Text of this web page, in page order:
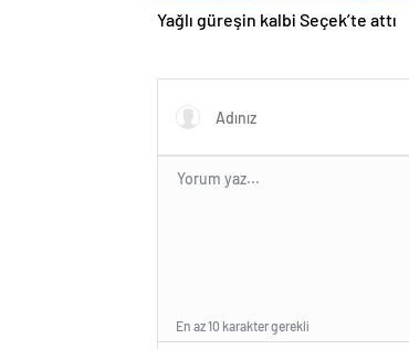
Yağlı güreşin kalbi Seçek’te attı
En az 10 karakter gerekli